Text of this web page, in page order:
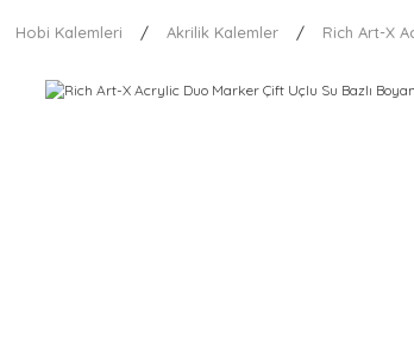
Hobi Kalemleri Akrilik Kalemler Rich Art-X